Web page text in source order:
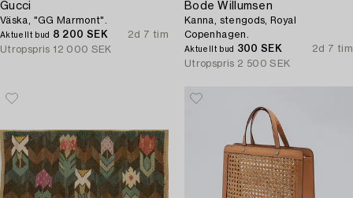
Gucci
Väska, "GG Marmont".
Aktuellt bud 8 200 SEK
2d 7 tim
Utropspris 12 000 SEK
Bode Willumsen
Kanna, stengods, Royal
Copenhagen.
Aktuellt bud 300 SEK
2d 7 tim
Utropspris 2 500 SEK